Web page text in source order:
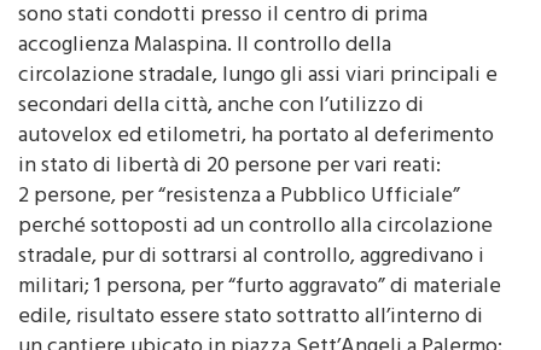
domiciliari in attesa di giudizio, mentre i due minori
sono stati condotti presso il centro di prima
accoglienza Malaspina. Il controllo della
circolazione stradale, lungo gli assi viari principali e
secondari della città, anche con l’utilizzo di
autovelox ed etilometri, ha portato al deferimento
in stato di libertà di 20 persone per vari reati:
2 persone, per “resistenza a Pubblico Ufficiale”
perché sottoposti ad un controllo alla circolazione
stradale, pur di sottrarsi al controllo, aggredivano i
militari; 1 persona, per “furto aggravato” di materiale